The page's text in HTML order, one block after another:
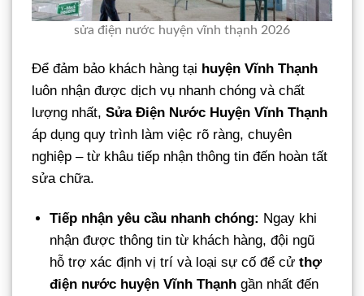
sửa điện nước huyện vĩnh thạnh 2026
Để đảm bảo khách hàng tại huyện Vĩnh Thạnh
luôn nhận được dịch vụ nhanh chóng và chất
lượng nhất, Sửa Điện Nước Huyện Vĩnh Thạnh
áp dụng quy trình làm việc rõ ràng, chuyên
nghiệp – từ khâu tiếp nhận thông tin đến hoàn tất
sửa chữa.
Tiếp nhận yêu cầu nhanh chóng: Ngay khi
nhận được thông tin từ khách hàng, đội ngũ
hỗ trợ xác định vị trí và loại sự cố để cửthợ
điện nước huyện Vĩnh Thạnh gần nhất đến